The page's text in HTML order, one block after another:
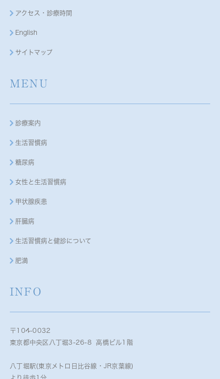
アクセス・診療時間
English
サイトマップ
MENU
診療案内
生活習慣病
糖尿病
女性と生活習慣病
甲状腺疾患
肝臓病
生活習慣病と健診について
肥満
INFO
〒104-0032
東京都中央区八丁堀3-26-8 高橋ビル1階
八丁堀駅(東京メトロ日比谷線・JR京葉線)